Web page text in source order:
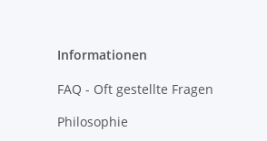
Informationen
FAQ - Oft gestellte Fragen
Philosophie